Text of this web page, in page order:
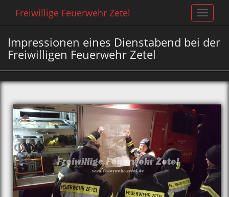
Toggle
Freiwillige Feuerwehr Zetel
Impressionen eines Dienstabend bei der
Freiwilligen Feuerwehr Zetel